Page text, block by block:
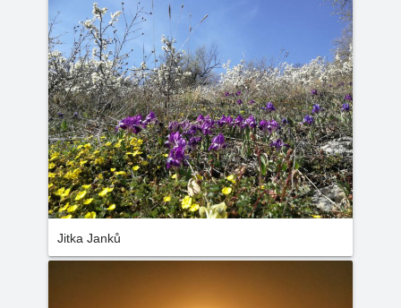
Jitka Janků